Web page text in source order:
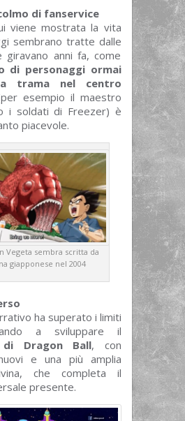
di fanservice
viene mostrata la vita
sembrano tratte dalle
giravano anni fa, come
di personaggi ormai
trama nel centro
esempio il maestro
i soldati di Freezer) è
piacevole.
Vegeta sembra scritta da
giapponese nel 2004
ha superato i limiti
a sviluppare il
di Dragon Ball, con
e una più amplia
che completa il
presente.